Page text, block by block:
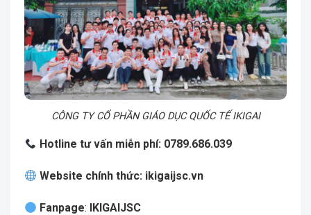
CÔNG TY CỔ PHẦN GIÁO DỤC QUỐC TẾ IKIGAI
Hotline tư vấn miễn phí: 0789.686.039
Website chính thức: ikigaijsc.vn
Fanpage: IKIGAIJSC